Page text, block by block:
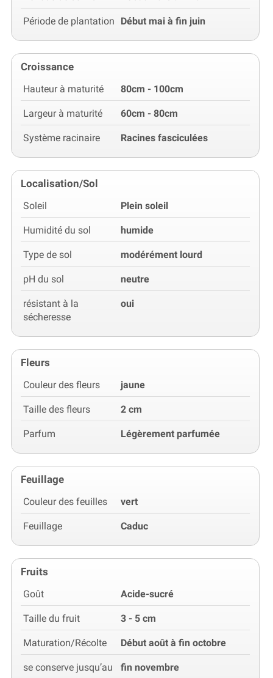
Période de plantation Début mai à fin juin
Croissance
Hauteur à maturité 80cm - 100cm
Largeur à maturité 60cm - 80cm
Système racinaire Racines fasciculées
Localisation/Sol
Soleil Plein soleil
Humidité du sol humide
Type de sol modérément lourd
pH du sol neutre
résistant à la
sécheresse
oui
Fleurs
Couleur des fleurs jaune
Taille des fleurs 2 cm
Parfum Légèrement parfumée
Feuillage
Couleur des feuilles vert
Feuillage Caduc
Fruits
Goût Acide-sucré
Taille du fruit 3 - 5 cm
Maturation/Récolte Début août à fin octobre
se conserve jusqu’au fin novembre